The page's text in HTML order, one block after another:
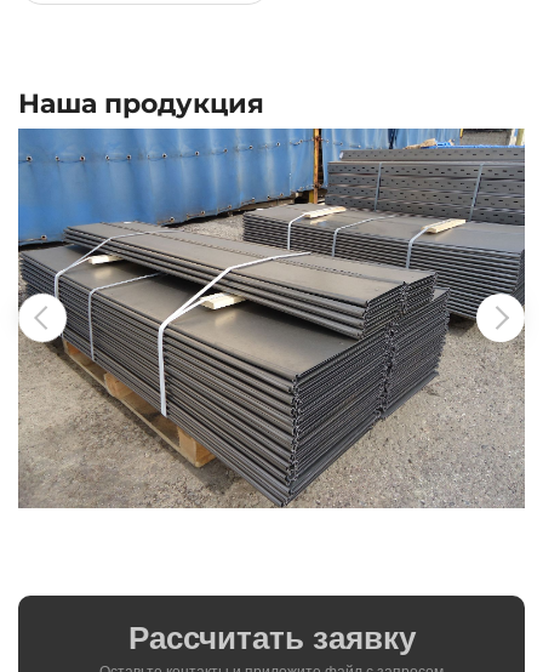
Наша продукция
Рассчитать заявку